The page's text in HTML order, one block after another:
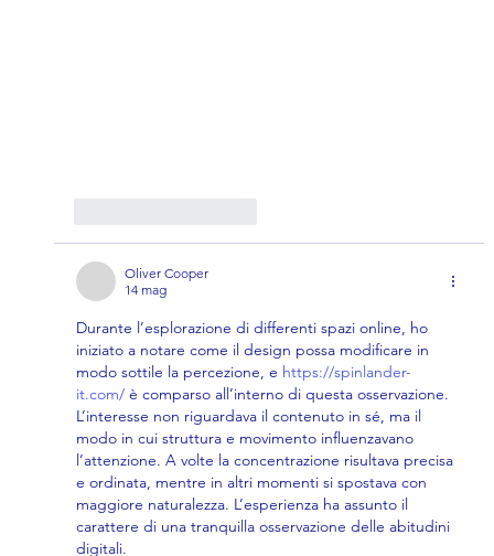
Oliver Cooper
14 mag
Durante l’esplorazione di differenti spazi online, ho
iniziato a notare come il design possa modificare in
modo sottile la percezione, e https://spinlander-
it.com/ è comparso all’interno di questa osservazione.
L’interesse non riguardava il contenuto in sé, ma il
modo in cui struttura e movimento influenzavano
l’attenzione. A volte la concentrazione risultava precisa
e ordinata, mentre in altri momenti si spostava con
maggiore naturalezza. L’esperienza ha assunto il
carattere di una tranquilla osservazione delle abitudini
digitali.